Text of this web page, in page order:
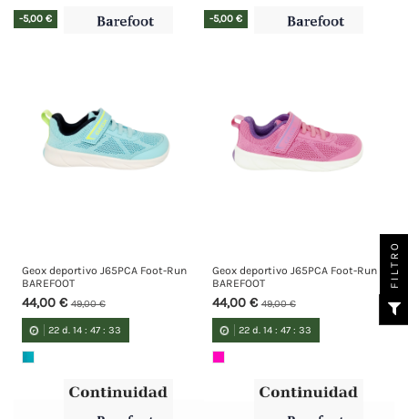
-5,00 €
Geox deportivo J65PCA Foot-Run
BAREFOOT
44,00 €49,00 €
22 d. 14 :47 :33
-5,00 €
Geox deportivo J65PCA Foot-Run
BAREFOOT
44,00 €49,00 €
22 d. 14 :47 :33
FILTRO